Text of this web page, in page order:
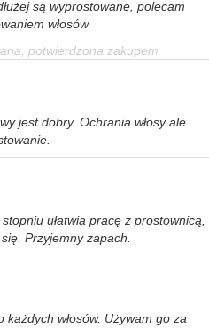
są wyprostowane, polecam
włosów
potwierdzona zakupem
jest dobry. Ochrania włosy ale
ułatwia pracę z prostownicą,
Przyjemny zapach.
każdych włosów. Używam go za